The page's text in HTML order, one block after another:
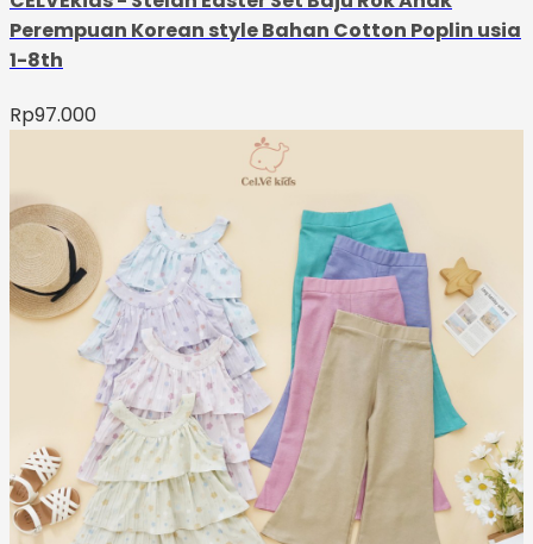
Perempuan Korean style Bahan Cotton Poplin usia
1-8th
Rp97.000